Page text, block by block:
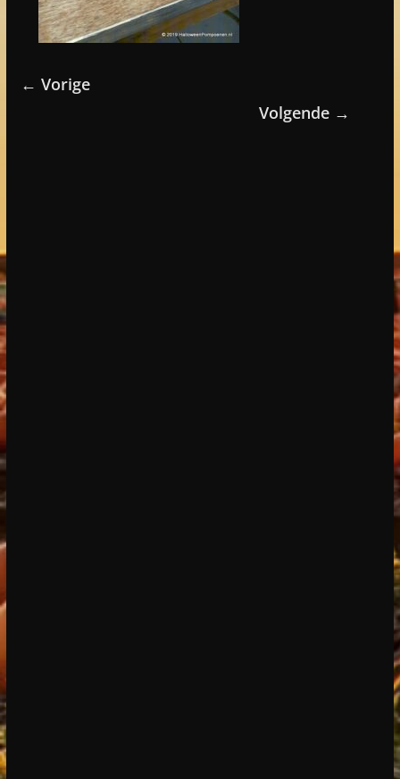
← Vorige
Volgende →